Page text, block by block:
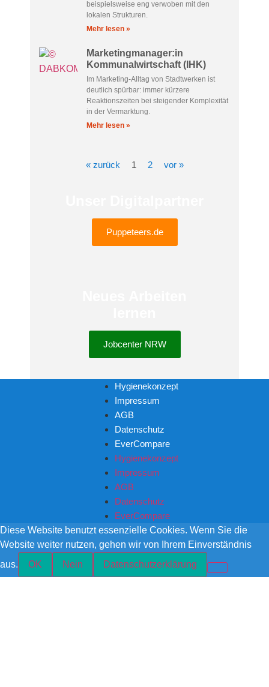
beispielsweise eng verwoben mit den
lokalen Strukturen.
Mehr lesen »
Marketingmanager:in
Kommunalwirtschaft (IHK)
Im Marketing-Alltag von Stadtwerken ist
deutlich spürbar: immer kürzere
Reaktionszeiten bei steigender Komplexität
in der Vermarktung.
Mehr lesen »
« zurück 1 2 vor »
Puppeteers.de
Jobcenter NRW
Hygienekonzept
Impressum
AGB
Datenschutz
EverCompare
Hygienekonzept
Impressum
AGB
Datenschutz
EverCompare
Diese Website benutzt essenzielle Cookies. Wenn Sie die
Website weiter nutzen, gehen wir von Ihrem Einverständnis
aus.
OK Nein Datenschutzerklärung